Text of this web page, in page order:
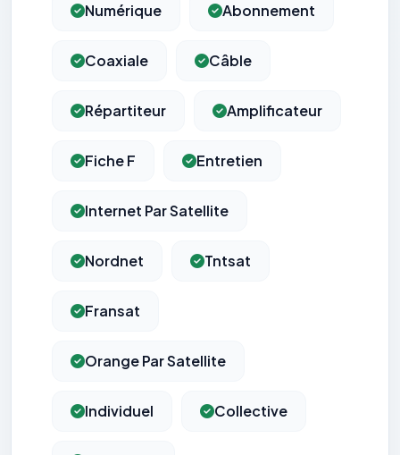
Numérique Abonnement
Coaxiale Câble
Répartiteur Amplificateur
Fiche F Entretien
Internet Par Satellite
Nordnet Tntsat
Fransat
Orange Par Satellite
Individuel Collective